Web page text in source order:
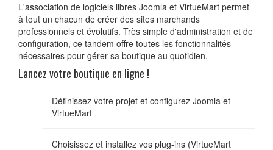
L'association de logiciels libres Joomla et VirtueMart permet
à tout un chacun de créer des sites marchands
professionnels et évolutifs. Très simple d'administration et de
configuration, ce tandem offre toutes les fonctionnalités
nécessaires pour gérer sa boutique au quotidien.
Lancez votre boutique en ligne !
Définissez votre projet et configurez Joomla et
VirtueMart
Choisissez et installez vos plug-ins (VirtueMart